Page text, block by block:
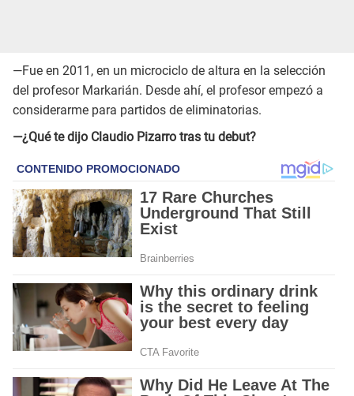
—Fue en 2011, en un microciclo de altura en la selección
del profesor Markarián. Desde ahí, el profesor empezó a
considerarme para partidos de eliminatorias.
—¿Qué te dijo Claudio Pizarro tras tu debut?